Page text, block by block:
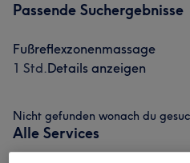
Passende Suchergebnisse
Fußreflexzonenmassage
1 Std.Details anzeigen
Nicht gefunden wonach du
Alle Services